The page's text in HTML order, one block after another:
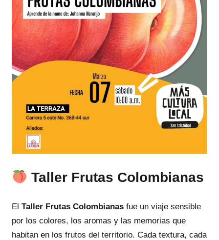
Taller Frutas Colombianas
El Taller Frutas Colombianas fue un viaje sensible
por los colores, los aromas y las memorias que
habitan en los frutos del territorio. Cada textura, cada